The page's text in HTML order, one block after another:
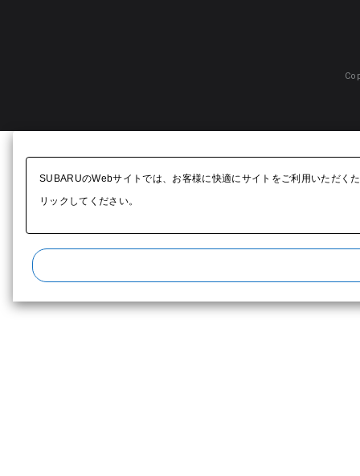
SUBARUのWebサイトでは、お客様に快適にサイトをご利用いただく
リックしてください。​